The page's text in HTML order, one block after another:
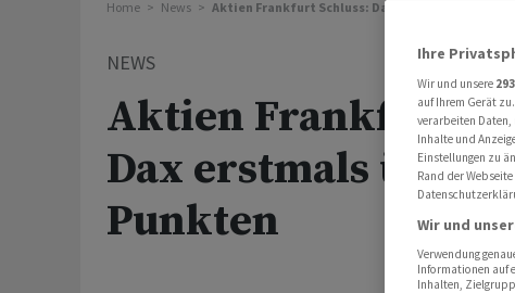
Home News Aktien Frankfurt Schluss: Dax erstmals über
NEWS
Aktien Frankfurt
Dax erstmals über
Punkten
Ihre
Wir und unsere 293
auf Ihrem Gerät
verarbeiten
Inhalte und
Einstellungen zu
Rand der
Wir und
Verwendung
Informationen auf
Inhalten,